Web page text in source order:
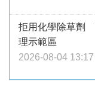
拒用化學除草劑
理示範區
2026-08-04 13:17